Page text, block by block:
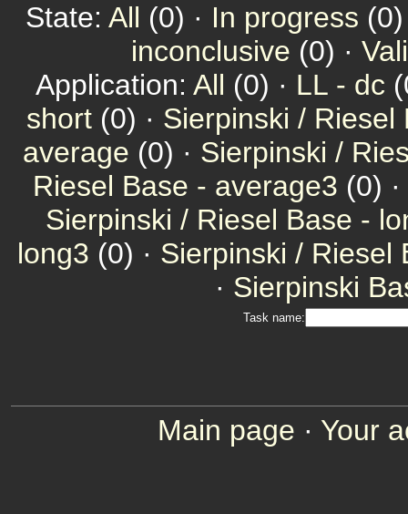
State: All (0) · In progress
inconclusive (0) ·
Application: All (0) · LL - dc
short (0) · Sierpinski / Riesel
average (0) · Sierpinski /
Riesel Base - average3 (0) ·
Sierpinski / Riesel Base -
long3 (0) · Sierpinski / Riesel
· Sierpinski
Task name:
Main page · Your